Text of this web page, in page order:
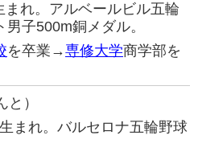
まれ。アルベールビル五輪
子500m銅メダル。
を卒業→専修大学商学部を
と）
まれ。バルセロナ五輪野球